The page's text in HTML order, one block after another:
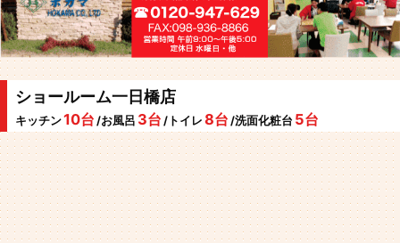
ショールーム一日橋店
キッチン10台 /お風呂 3台 /トイレ 8台 /洗面化粧台 5台